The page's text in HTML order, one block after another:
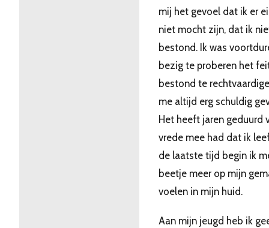
mij het gevoel dat ik er
niet mocht zijn, dat ik
bestond. Ik was
bezig te proberen het
bestond te
me altijd erg schuldig
Het heeft jaren geduurd
vrede mee had dat ik
de laatste tijd begin ik
beetje meer op mijn
voelen in mijn huid.
Aan mijn jeugd heb ik